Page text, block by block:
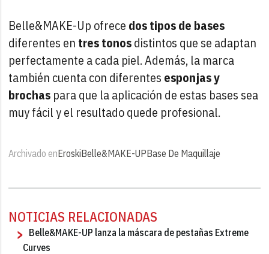
Belle&MAKE-Up ofrece dos tipos de bases
diferentes en tres tonosdistintos que se adaptan
perfectamente a cada piel. Además, la marca
también cuenta con diferentes esponjas y
brochas para que la aplicación de estas bases sea
muy fácil y el resultado quede profesional.
Archivado enEroskiBelle&MAKE-UPBase De Maquillaje
NOTICIAS RELACIONADAS
Belle&MAKE-UP lanza la máscara de pestañas Extreme
Curves